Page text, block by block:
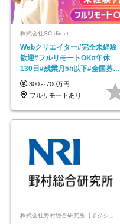
株式会社SC direct
Webクリエイター#完全未経験
歓迎#フルリモートOK#年休
130日#残業月5h以下#全国募集
#最大1年の研修
300～700万円
フルリモートあり